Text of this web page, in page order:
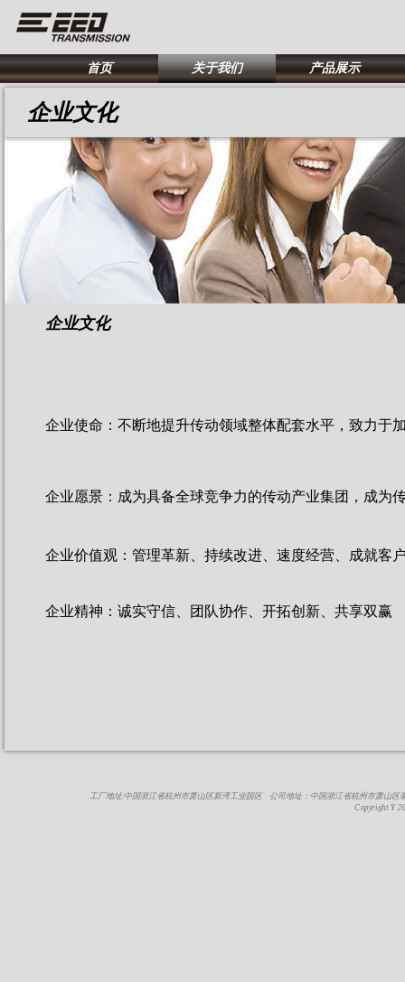
首页 关于我们 产品展示
企业文化
企业文化
企业使命：不断地提升传动领域整体配套水平，致力于
企业愿景：成为具备全球竞争力的传动产业集团，成为
企业价值观：管理革新、持续改进、速度经营、成就客
企业精神：诚实守信、团队协作、开拓创新、共享双赢
工厂地址:中国浙江省杭州市萧山区新湾工业园区 公司地址：中国浙江省杭州市萧山
Copyright Y